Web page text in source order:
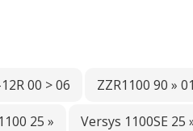
00 > 06 ZZR1100 90 » 01
25 » Versys 1100SE 25